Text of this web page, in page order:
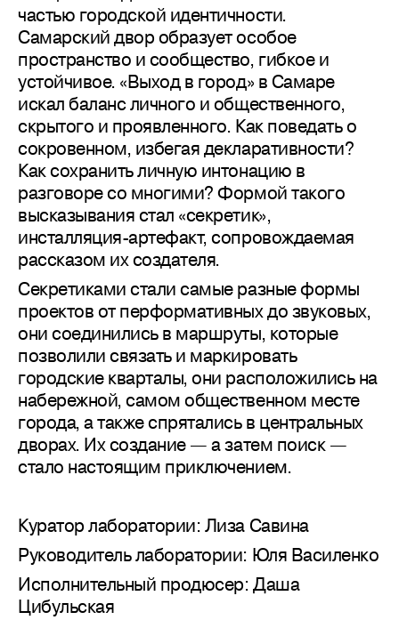
частью городской идентичности.
Самарский двор образует особое
пространство и сообщество, гибкое и
устойчивое. «Выход в город» в Самаре
искал баланс личного и общественного,
скрытого и проявленного. Как поведать о
сокровенном, избегая декларативности?
Как сохранить личную интонацию в
разговоре со многими? Формой такого
высказывания стал «секретик»,
инсталляция-артефакт, сопровождаемая
рассказом их создателя.
Секретиками стали самые разные формы
проектов от перформативных до звуковых,
они соединились в маршруты, которые
позволили связать и маркировать
городские кварталы, они расположились на
набережной, самом общественном месте
города, а также спрятались в центральных
дворах. Их создание — а затем поиск —
стало настоящим приключением.
Куратор лаборатории: Лиза Савина
Руководитель лаборатории: Юля Василенко
Исполнительный продюсер: Даша
Цибульская